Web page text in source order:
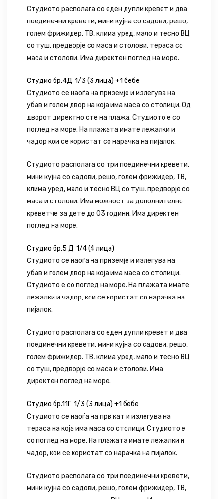
Студиото располага со еден дупли кревет и два
поединечни кревети, мини кујна со садови, решо,
голем фрижидер, ТВ, клима уред, мало и тесно ВЦ
со туш, предворје со маса и столови, тераса со
маса и столови. Има директен поглед на море.
Студио бр.4Д 1/3 (3 лица) +1 бебе
Студиото се наоѓа на приземје и излегува на
убав и голем двор на која има маса со столици. Од
дворот директно сте на плажа. Студиото е со
поглед на море. На плажата имате лежалки и
чадор кои се користат со нарачка на пијалок.
Студиото располага со три поединечни кревети,
мини кујна со садови, решо, голем фрижидер, ТВ,
клима уред, мало и тесно ВЦ со туш, предворје со
маса и столови. Има можност за дополнително
креветче за дете до 03 години. Има директен
поглед на море.
Студио бр.5 Д 1/4 (4 лица)
Студиото се наоѓа на приземје и излегува на
убав и голем двор на која има маса со столици.
Студиото е со поглед на море. На плажата имате
лежалки и чадор, кои се користат со нарачка на
пијалок.
Студиото располага со еден дупли кревет и два
поединечни кревети, мини кујна со садови, решо,
голем фрижидер, ТВ, клима уред, мало и тесно ВЦ
со туш, предворје со маса и столови. Има
директен поглед на море.
Студио бр.11Г 1/3 (3 лица) +1 бебе
Студиото се наоѓа на прв кат и излегува на
тераса на која има маса со столици. Студиото е
со поглед на море. На плажата имате лежалки и
чадор, кои се користат со нарачка на пијалок.
Студиото располага со три поединечни кревети,
мини кујна со садови, решо, голем фрижидер, ТВ,